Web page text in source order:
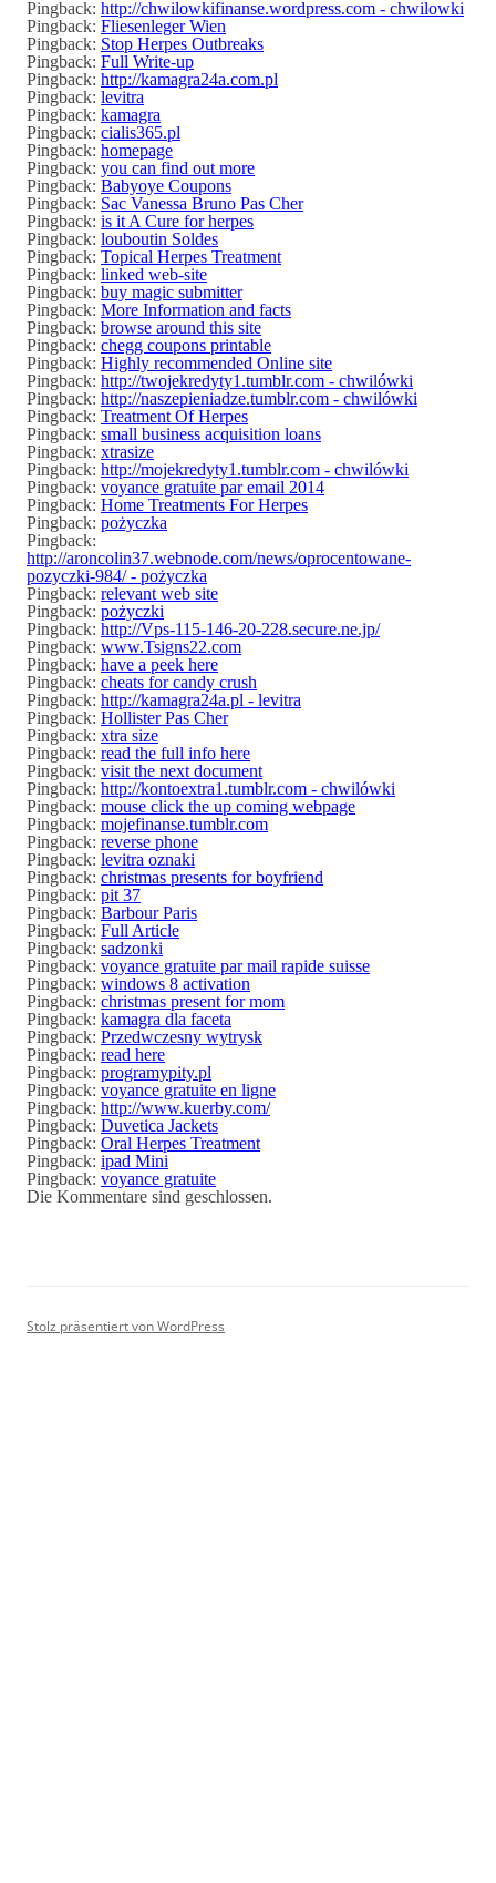
Pingback: http://chwilowkifinanse.wordpress.com - chwilowki
Pingback: Fliesenleger Wien
Pingback: Stop Herpes Outbreaks
Pingback: Full Write-up
Pingback: http://kamagra24a.com.pl
Pingback: levitra
Pingback: kamagra
Pingback: cialis365.pl
Pingback: homepage
Pingback: you can find out more
Pingback: Babyoye Coupons
Pingback: Sac Vanessa Bruno Pas Cher
Pingback: is it A Cure for herpes
Pingback: louboutin Soldes
Pingback: Topical Herpes Treatment
Pingback: linked web-site
Pingback: buy magic submitter
Pingback: More Information and facts
Pingback: browse around this site
Pingback: chegg coupons printable
Pingback: Highly recommended Online site
Pingback: http://twojekredyty1.tumblr.com - chwilówki
Pingback: http://naszepieniadze.tumblr.com - chwilówki
Pingback: Treatment Of Herpes
Pingback: small business acquisition loans
Pingback: xtrasize
Pingback: http://mojekredyty1.tumblr.com - chwilówki
Pingback: voyance gratuite par email 2014
Pingback: Home Treatments For Herpes
Pingback: pożyczka
Pingback:
http://aroncolin37.webnode.com/news/oprocentowane-
pozyczki-984/ - pożyczka
Pingback: relevant web site
Pingback: pożyczki
Pingback: http://Vps-115-146-20-228.secure.ne.jp/
Pingback: www.Tsigns22.com
Pingback: have a peek here
Pingback: cheats for candy crush
Pingback: http://kamagra24a.pl - levitra
Pingback: Hollister Pas Cher
Pingback: xtra size
Pingback: read the full info here
Pingback: visit the next document
Pingback: http://kontoextra1.tumblr.com - chwilówki
Pingback: mouse click the up coming webpage
Pingback: mojefinanse.tumblr.com
Pingback: reverse phone
Pingback: levitra oznaki
Pingback: christmas presents for boyfriend
Pingback: pit 37
Pingback: Barbour Paris
Pingback: Full Article
Pingback: sadzonki
Pingback: voyance gratuite par mail rapide suisse
Pingback: windows 8 activation
Pingback: christmas present for mom
Pingback: kamagra dla faceta
Pingback: Przedwczesny wytrysk
Pingback: read here
Pingback: programypity.pl
Pingback: voyance gratuite en ligne
Pingback: http://www.kuerby.com/
Pingback: Duvetica Jackets
Pingback: Oral Herpes Treatment
Pingback: ipad Mini
Pingback: voyance gratuite
Die Kommentare sind geschlossen.
Stolz präsentiert von WordPress